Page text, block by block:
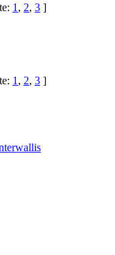
1 , 2, 3 ]
1 , 2, 3 ]